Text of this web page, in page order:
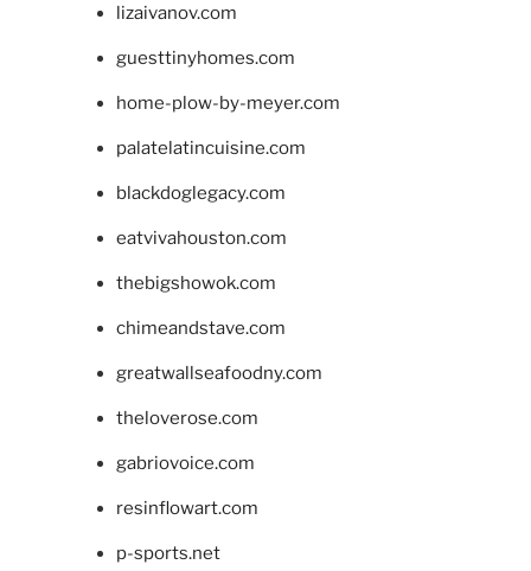
lizaivanov.com
guesttinyhomes.com
home-plow-by-meyer.com
palatelatincuisine.com
blackdoglegacy.com
eatvivahouston.com
thebigshowok.com
chimeandstave.com
greatwallseafoodny.com
theloverose.com
gabriovoice.com
resinflowart.com
p-sports.net